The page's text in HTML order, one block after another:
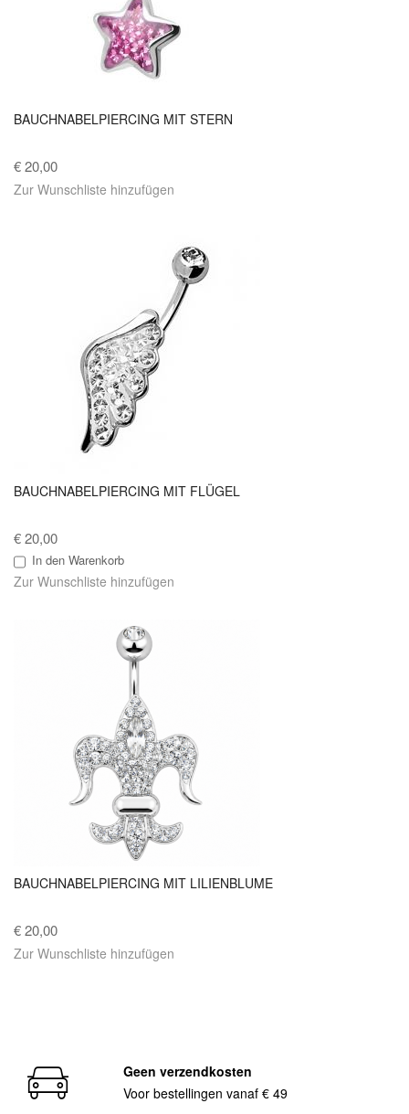
BAUCHNABELPIERCING MIT STERN
€ 20,00
Zur Wunschliste hinzufügen
BAUCHNABELPIERCING MIT FLÜGEL
€ 20,00
In den Warenkorb
Zur Wunschliste hinzufügen
BAUCHNABELPIERCING MIT LILIENBLUME
€ 20,00
Zur Wunschliste hinzufügen
Geen verzendkosten
Voor bestellingen vanaf € 49